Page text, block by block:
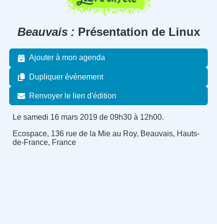
Beauvais Présentation de Linux
Ajouter à mon agenda
Dupliquer événement
Renvoyer le lien d'édition
Le samedi 16 mars 2019 de 09h30 à 12h00.
Ecospace, 136 rue de la Mie au Roy, Beauvais, Hauts-
de-France, France